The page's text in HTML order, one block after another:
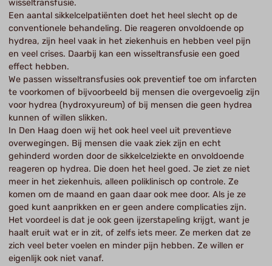
wisseltransfusie.
Een aantal sikkelcelpatiënten doet het heel slecht op de
conventionele behandeling. Die reageren onvoldoende op
hydrea, zijn heel vaak in het ziekenhuis en hebben veel pijn
en veel crises. Daarbij kan een wisseltransfusie een goed
effect hebben.
We passen wisseltransfusies ook preventief toe om infarcten
te voorkomen of bijvoorbeeld bij mensen die overgevoelig zijn
voor hydrea (hydroxyureum) of bij mensen die geen hydrea
kunnen of willen slikken.
In Den Haag doen wij het ook heel veel uit preventieve
overwegingen. Bij mensen die vaak ziek zijn en echt
gehinderd worden door de sikkelcelziekte en onvoldoende
reageren op hydrea. Die doen het heel goed. Je ziet ze niet
meer in het ziekenhuis, alleen poliklinisch op controle. Ze
komen om de maand en gaan daar ook mee door. Als je ze
goed kunt aanprikken en er geen andere complicaties zijn.
Het voordeel is dat je ook geen ijzerstapeling krijgt, want je
haalt eruit wat er in zit, of zelfs iets meer. Ze merken dat ze
zich veel beter voelen en minder pijn hebben. Ze willen er
eigenlijk ook niet vanaf.